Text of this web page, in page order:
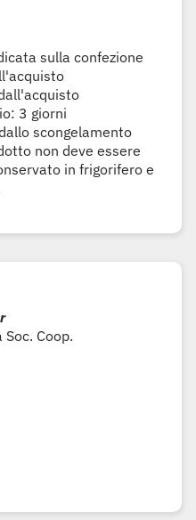
sulla confezione
3 giorni
scongelamento
non deve essere
in frigorifero e
Coop.